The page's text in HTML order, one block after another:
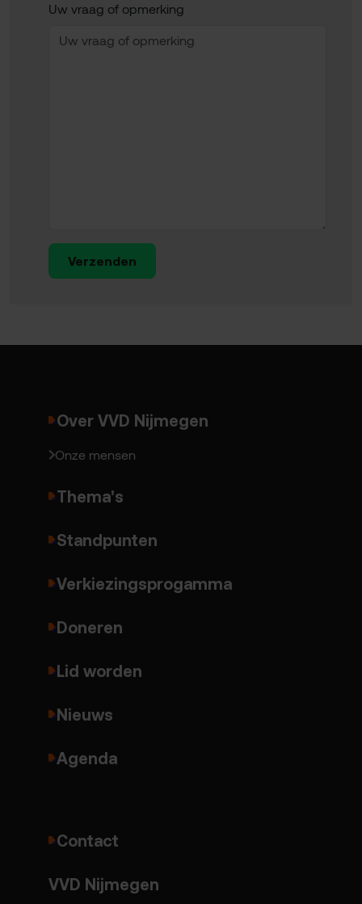
Uw vraag of opmerking
Verzenden
Over VVD Nijmegen
Onze mensen
Thema's
Standpunten
Verkiezingsprogamma
Doneren
Lid worden
Nieuws
Agenda
Contact
VVD Nijmegen